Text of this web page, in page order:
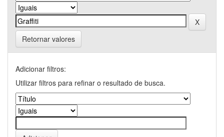
Retornar valores
Adicionar filtros:
Utilizar filtros para refinar o resultado de busca.